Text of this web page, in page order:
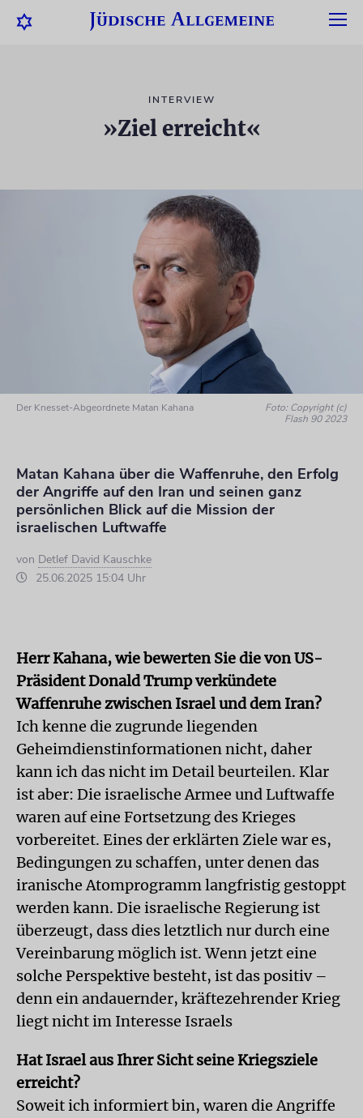
INTERVIEW
»Ziel erreicht«
Der Knesset-Abgeordnete Matan Kahana
Foto: Copyright (c)
Flash 90 2023
Matan Kahana über die Waffenruhe, den Erfolg
der Angriffe auf den Iran und seinen ganz
persönlichen Blick auf die Mission der
israelischen Luftwaffe
von Detlef David Kauschke
25.06.2025 15:04 Uhr
Herr Kahana, wie bewerten Sie die von US-
Präsident Donald Trump verkündete
Waffenruhe zwischen Israel und dem Iran?
Ich kenne die zugrunde liegenden
Geheimdienstinformationen nicht, daher
kann ich das nicht im Detail beurteilen. Klar
ist aber: Die israelische Armee und Luftwaffe
waren auf eine Fortsetzung des Krieges
vorbereitet. Eines der erklärten Ziele war es,
Bedingungen zu schaffen, unter denen das
iranische Atomprogramm langfristig gestoppt
werden kann. Die israelische Regierung ist
überzeugt, dass dies letztlich nur durch eine
Vereinbarung möglich ist. Wenn jetzt eine
solche Perspektive besteht, ist das positiv –
denn ein andauernder, kräftezehrender Krieg
liegt nicht im Interesse Israels
Hat Israel aus Ihrer Sicht seine Kriegsziele
erreicht?
Soweit ich informiert bin, waren die Angriffe